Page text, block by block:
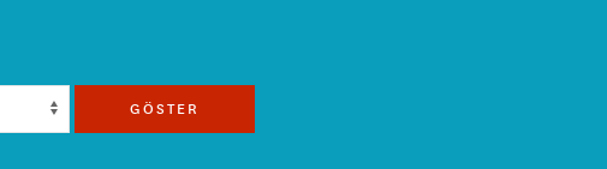
GÖSTER